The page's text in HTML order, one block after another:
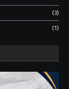
(3)
(1)